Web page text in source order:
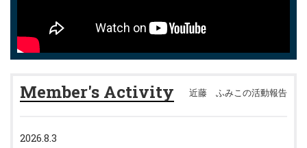
Member's Activity 近藤 ふみこの活動報告
2026.8.3